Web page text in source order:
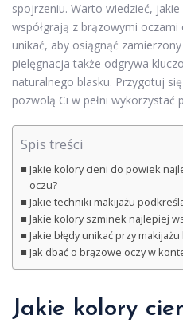
spojrzeniu. Warto wiedzieć,
współgrają z brązowymi oczami
unikać, aby osiągnąć
pielęgnacja także odgrywa
naturalnego blasku. Przygotuj
pozwolą Ci w pełni wykorzystać
Spis treści
Jakie kolory cieni do powiek
oczu?
Jakie techniki makijażu
Jakie kolory szminek najlepiej
Jakie błędy unikać przy
Jak dbać o brązowe oczy w
Jakie kolory